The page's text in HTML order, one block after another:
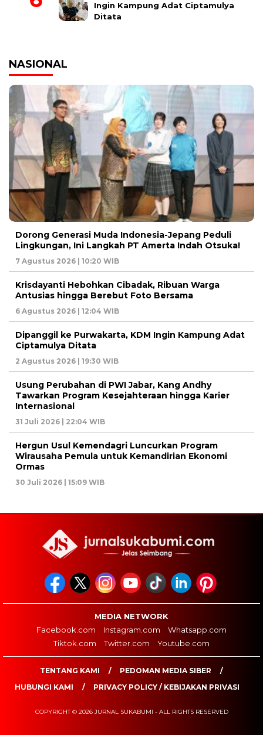
Ingin Kampung Adat Ciptamulya
Ditata
NASIONAL
Dorong Generasi Muda Indonesia-Jepang Peduli
Lingkungan, Ini Langkah PT Amerta Indah Otsuka!
7 Agustus 2026 | 10:20 WIB
Krisdayanti Hebohkan Cibadak, Ribuan Warga
Antusias hingga Berebut Foto Bersama
6 Agustus 2026 | 12:04 WIB
Dipanggil ke Purwakarta, KDM Ingin Kampung Adat
Ciptamulya Ditata
2 Agustus 2026 | 19:30 WIB
Usung Perubahan di PWI Jabar, Kang Andhy
Tawarkan Program Kesejahteraan hingga Karier
Internasional
31 Juli 2026 | 22:04 WIB
Hergun Usul Kemendagri Luncurkan Program
Wirausaha Pemula untuk Kemandirian Ekonomi
Ormas
30 Juli 2026 | 15:09 WIB
MEDIA NETWORK
Facebook.com
Instagram.com
Whatsapp.com
Tiktok.com
Twitter.com Youtube.com
TENTANG KAMI
PEDOMAN MEDIA SIBER
HUBUNGI KAMI
PRIVACY POLICY / KEBIJAKAN PRIVASI
COPYRIGHT © 2026 JURNAL SUKABUMI - ALL RIGHTS RESERVED